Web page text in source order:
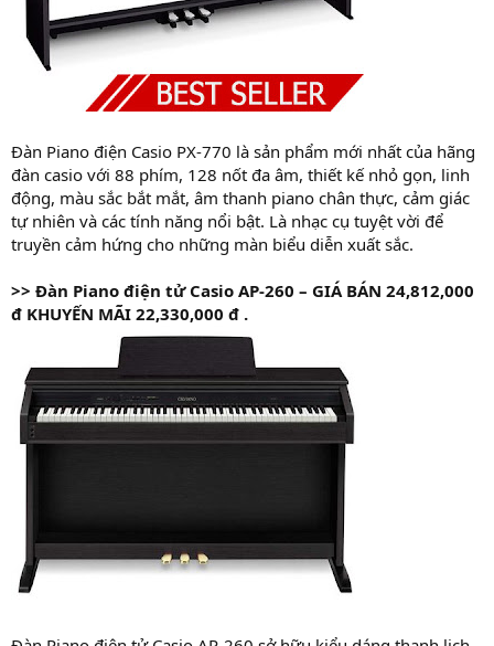
Đàn Piano điện Casio PX-770 là sản phẩm mới nhất của hãng
đàn casio với 88 phím, 128 nốt đa âm, thiết kế nhỏ gọn, linh
động, màu sắc bắt mắt, âm thanh piano chân thực, cảm giác
tự nhiên và các tính năng nổi bật. Là nhạc cụ tuyệt vời để
truyền cảm hứng cho những màn biểu diễn xuất sắc.
>> Đàn Piano điện tử Casio AP-260 – GIÁ BÁN 24,812,000
đ KHUYẾN MÃI 22,330,000 đ .